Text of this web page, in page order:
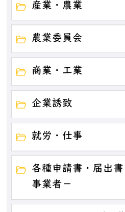
産業・農業
農業委員会
商業・工業
企業誘致
就労・仕事
各種申請書・届出
事業者－